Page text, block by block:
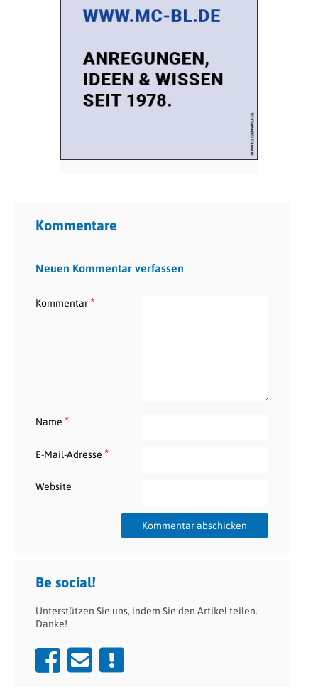
Kommentare
Neuen Kommentar verfassen
Kommentar*
Name *
E-Mail-Adresse *
Website
Be social!
Unterstützen Sie uns, indem Sie den Artikel teilen.
Danke!